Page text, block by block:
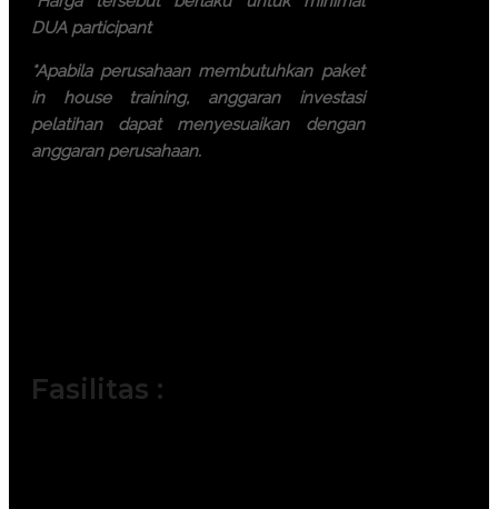
DUA participant
*Apabila perusahaan membutuhkan paket
in house training, anggaran investasi
pelatihan dapat menyesuaikan dengan
anggaran perusahaan.
Fasilitas :